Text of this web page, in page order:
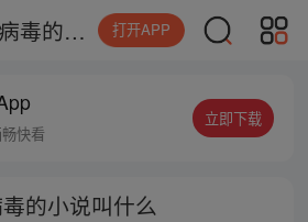
一人之下修炼病毒的小说叫什么 打开APP
快看
立即下载
的小说叫什么